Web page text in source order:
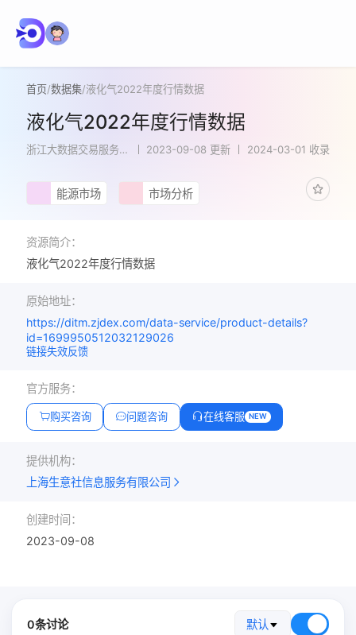
首页/数据集/液化气2022年度行情数据
液化气2022年度行情数据
浙江大数据交易服务平
2023-09-08 更新 2024-03-01 收录
能源市场 市场分析
资源简介：
液化气2022年度行情数据
原始地址：
https://ditm.zjdex.com/data-service/product-details?
id=1699950512032129026
链接失效反馈
官方服务：
购买咨询 问题咨询 在线客服 NEW
提供机构：
上海生意社信息服务有限公司
创建时间：
2023-09-08
0条讨论 默认